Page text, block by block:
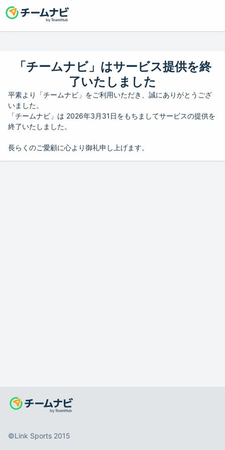
「チームナビ」はサービス提供を終
了いたしました
平素より「チームナビ」をご利用いただき、誠にありがとうござ
いました。
「チームナビ」は 2026年3月31日をもちましてサービスの提供を
終了いたしました。
長らくのご愛顧に心より御礼申し上げます。
©️Link Sports 2015